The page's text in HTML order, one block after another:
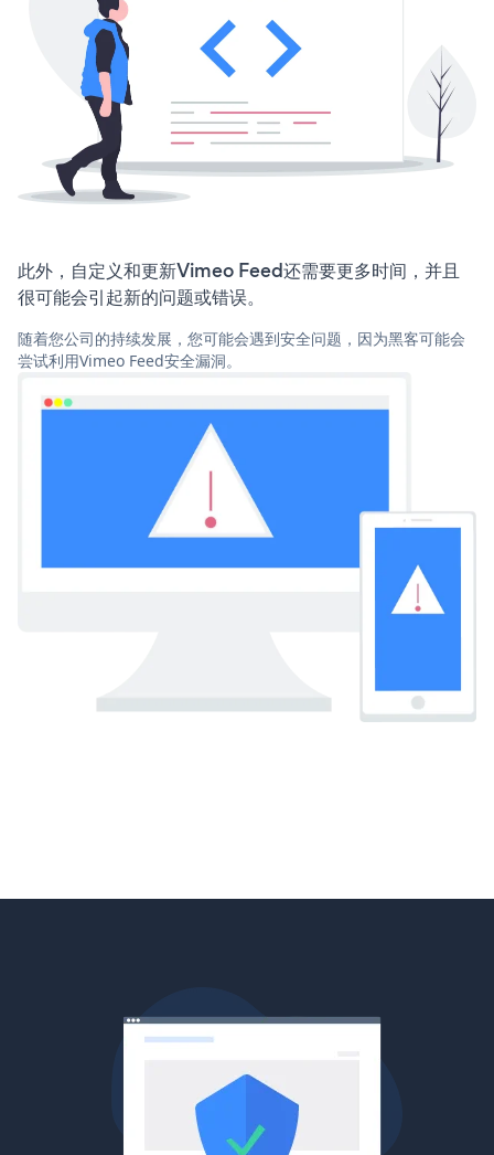
此外，自定义和更新Vimeo Feed还需要更多时间，并且
很可能会引起新的问题或错误。
随着您公司的持续发展，您可能会遇到安全问题，因为黑客可能会
尝试利用Vimeo Feed安全漏洞。